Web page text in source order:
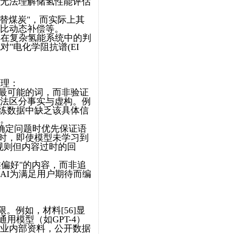
煤炭"，而实际上其
动态补偿等。
复杂氢能系统中的判
"电化学阻抗谱(EI
：
可能的词，而非验证
区分事实与虚构。例
数据中缺乏该具体信
定问题时优先保证语
，即使模型未学习到
则但内容过时的回
好"的内容，而非追
为满足用户期待而编
。例如，材料[56]显
模型（如GPT-4）
内部资料，公开数据